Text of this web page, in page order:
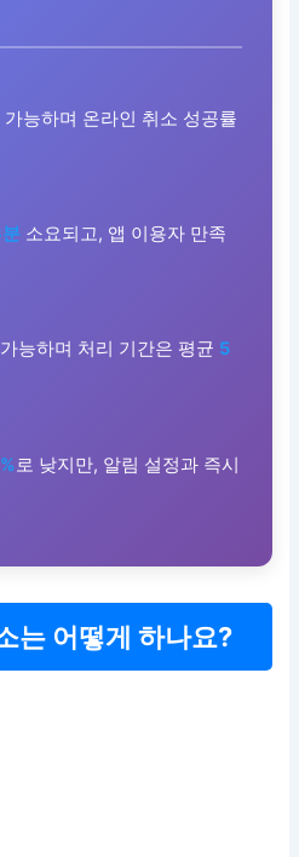
가능하며 온라인 취소 성공률
소요되고, 앱 이용자 만족
가능하며 처리 기간은 평균 5
로 낮지만, 알림 설정과 즉시
는 어떻게 하나요?